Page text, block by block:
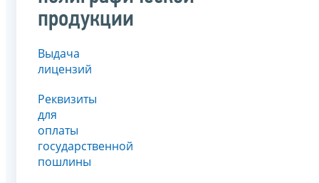
продукции
Выдача
лицензий
Реквизиты
для
оплаты
государственной
пошлины